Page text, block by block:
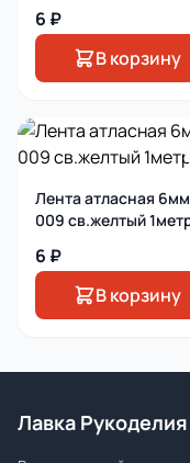
6 ₽
В корзину
Лента атласная 6мм
009 св.желтый
6 ₽
В корзину
Лавка Рукоделия